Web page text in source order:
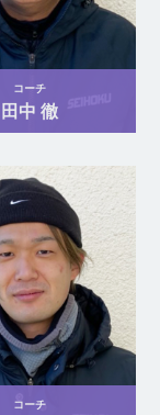
コーチ
田中 徹
コーチ